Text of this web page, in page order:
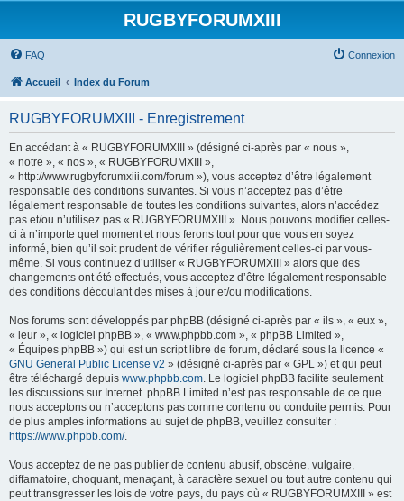
RUGBYFORUMXIII
FAQ Connexion
Accueil Index du Forum
RUGBYFORUMXIII - Enregistrement
En accédant à « RUGBYFORUMXIII » (désigné ci-après par « nous »,
« notre », « nos », « RUGBYFORUMXIII »,
« http://www.rugbyforumxiii.com/forum »), vous acceptez d’être légalement
responsable des conditions suivantes. Si vous n’acceptez pas d’être
légalement responsable de toutes les conditions suivantes, alors n’accédez
pas et/ou n’utilisez pas « RUGBYFORUMXIII ». Nous pouvons modifier celles-
ci à n’importe quel moment et nous ferons tout pour que vous en soyez
informé, bien qu’il soit prudent de vérifier régulièrement celles-ci par vous-
même. Si vous continuez d’utiliser « RUGBYFORUMXIII » alors que des
changements ont été effectués, vous acceptez d’être légalement responsable
des conditions découlant des mises à jour et/ou modifications.
Nos forums sont développés par phpBB (désigné ci-après par « ils », « eux »,
« leur », « logiciel phpBB », « www.phpbb.com », « phpBB Limited »,
« Équipes phpBB ») qui est un script libre de forum, déclaré sous la licence «
GNU General Public License v2 » (désigné ci-après par « GPL ») et qui peut
être téléchargé depuis www.phpbb.com. Le logiciel phpBB facilite seulement
les discussions sur Internet. phpBB Limited n’est pas responsable de ce que
nous acceptons ou n’acceptons pas comme contenu ou conduite permis. Pour
de plus amples informations au sujet de phpBB, veuillez consulter :
https://www.phpbb.com/.
Vous acceptez de ne pas publier de contenu abusif, obscène, vulgaire,
diffamatoire, choquant, menaçant, à caractère sexuel ou tout autre contenu qui
peut transgresser les lois de votre pays, du pays où « RUGBYFORUMXIII » est